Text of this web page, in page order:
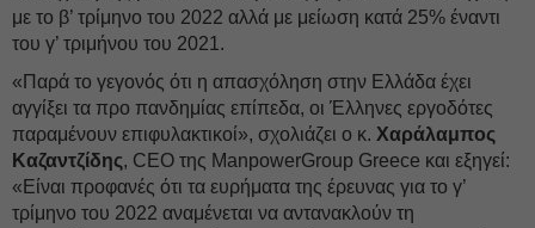
με το β’ τρίμηνο του 2022 αλλά με μείωση κατά 25% έναντι
του γ’ τριμήνου του 2021.
«Παρά το γεγονός ότι η απασχόληση στην Ελλάδα έχει
αγγίξει τα προ πανδημίας επίπεδα, οι Έλληνες εργοδότες
παραμένουν επιφυλακτικοί», σχολιάζει ο κ. Χαράλαμπος
Καζαντζίδης, CEO της ManpowerGroup Greece και εξηγεί:
«Είναι προφανές ότι τα ευρήματα της έρευνας για το γ’
τρίμηνο του 2022 αναμένεται να αντανακλούν τη